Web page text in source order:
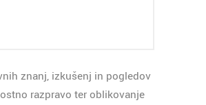
znanj, izkušenj in pogledov
razpravo ter oblikovanje